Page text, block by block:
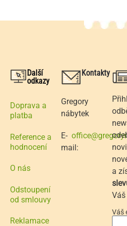
Další
odkazy
Doprava a
platba
Reference a
hodnocení
O nás
Odstoupení
od smlouvy
Reklamace
Kontakty
Gregory
nábytek
E-
mail:
a
Váš